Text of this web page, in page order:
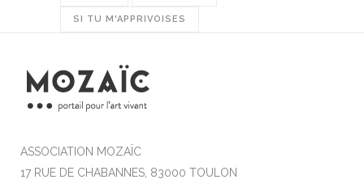
SI TU M'APPRIVOISES
ASSOCIATION MOZAÏC
17 RUE DE CHABANNES, 83000 TOULON